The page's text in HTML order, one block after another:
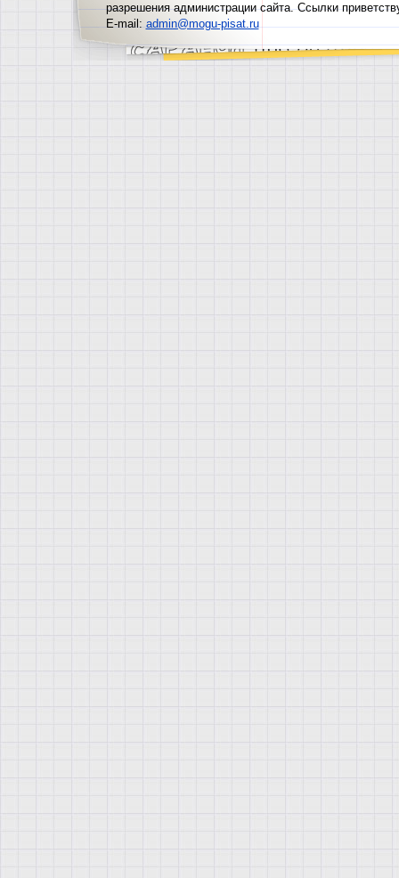
разрешения администрации сайта. Ссылки
E-mail:admin@mogu-pisat.ru